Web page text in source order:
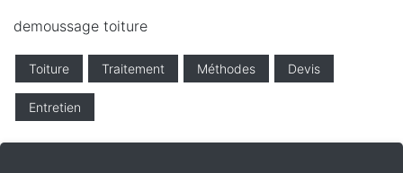
demoussage toiture
Toiture Traitement Méthodes Devis
Entretien